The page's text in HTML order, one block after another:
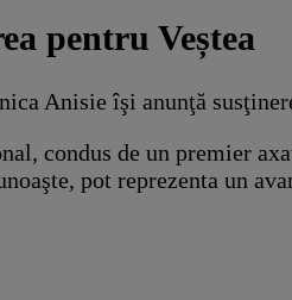
pentru Veștea
Anisie îşi anunţă
condus de un premier
pot reprezenta un